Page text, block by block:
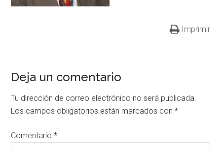
Imprimir
Deja un comentario
Tu dirección de correo electrónico no será publicada.
Los campos obligatorios están marcados con*
Comentario*